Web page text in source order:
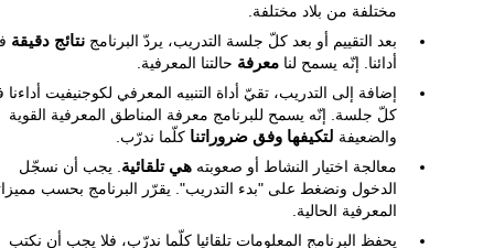
مختلفة من بلاد مختلفة.
بعد التقييم أو بعد كلّ جلسة التدريب، يردّ البرنامج نتائج دقيقة
أدائنا. إنّه يسمح لنا معرفة حالتنا المعرفية.
إضافة إلى التدريب، تقيّ أداة التنبيه المعرفي لكوجنيفيت
كلّ جلسة. إنّه يسمح للبرنامج معرفة المناطق المعرفية القوية
والضعيفة لتكيفها وفق ضروراتنا كلّما ندرّب.
معالجة اختيار النشاط أو صعوبته هي تلقائية . يجب أن نسجّل
الدخول ونضغط على "بدء التدريب". يقرّر البرنامج بحسب
المعرفية الحالية.
يحفظ البرنامج المعلومات تلقائيا كلّما ندرّب، فلا يجب أن نكتب